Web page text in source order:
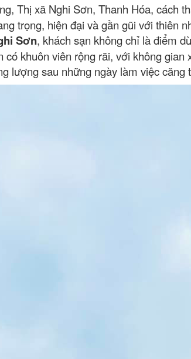
Thị xã Nghi Sơn, Thanh Hóa, cách
trọng, hiện đại và gần gũi với thiên
Sơn, khách sạn không chỉ là điểm
khuôn viên rộng rãi, với không gian
lượng sau những ngày làm việc căng